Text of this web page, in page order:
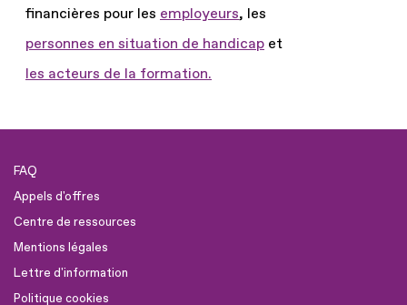
financières pour les employeurs, les
personnes en situation de handicap et
les acteurs de la formation.
FAQ
Appels d'offres
Centre de ressources
Mentions légales
Lettre d'information
Politique cookies